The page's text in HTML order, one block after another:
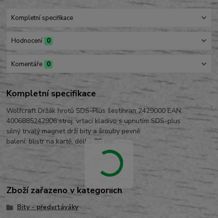
Kompletní specifikace
Hodnocení 0
Komentáře 0
Kompletní specifikace
Wolfcraft Držák hrotů SDS-Plus šestihran 2429000 EAN:
4006885242906 stroj: vrtací kladivo s upnutím SDS-plus
silný trvalý magnet drží bity a šrouby pevně
balení: blistr na kartě, délka 80 mm
Zboží zařazeno v kategoriích
Bity - předvrtáváky